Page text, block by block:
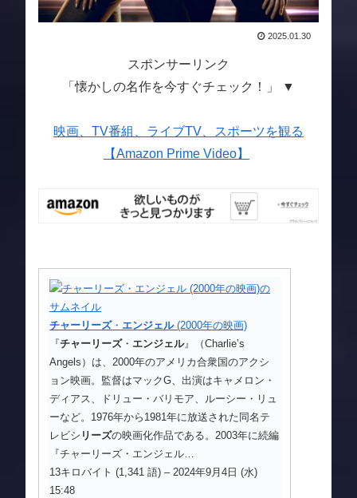
2025.01.30
スポンサーリンク
「懐かしの名作を今すぐチェック！」 ▼
映画、TV番組、ライブTV、スポーツを観る
【Amazon Prime Video】
チャーリーズ・ エンジェル(2000年の映画)
『チャーリーズ・ エンジェル』（Charlie’s
Angels）は、2000年のアメリカ合衆国のアクシ
ョン映画。監督はマックG、出演はキャメロン・
ディアス、ドリュー・バリモア、ルーシー・リュ
ーなど。1976年から1981年に放送された同名テ
レビシ リーズの映画化作品である。2003年に続編
『チャーリーズ・エンジェル…
13キロバイト (1,341 語) – 2024年9月4日 (水)
15:48